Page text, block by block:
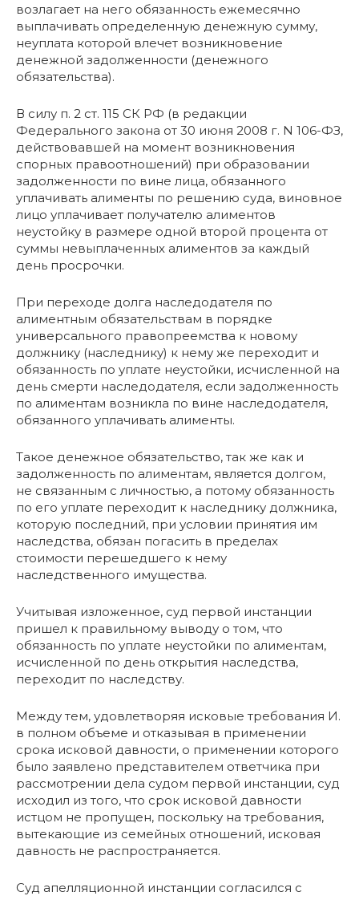
возлагает на него обязанность ежемесячно
выплачивать определенную денежную сумму,
неуплата которой влечет возникновение
денежной задолженности (денежного
обязательства).
В силу п. 2 ст. 115 СК РФ (в редакции
Федерального закона от 30 июня 2008 г. N 106-ФЗ,
действовавшей на момент возникновения
спорных правоотношений) при образовании
задолженности по вине лица, обязанного
уплачивать алименты по решению суда, виновное
лицо уплачивает получателю алиментов
неустойку в размере одной второй процента от
суммы невыплаченных алиментов за каждый
день просрочки.
При переходе долга наследодателя по
алиментным обязательствам в порядке
универсального правопреемства к новому
должнику (наследнику) к нему же переходит и
обязанность по уплате неустойки, исчисленной на
день смерти наследодателя, если задолженность
по алиментам возникла по вине наследодателя,
обязанного уплачивать алименты.
Такое денежное обязательство, так же как и
задолженность по алиментам, является долгом,
не связанным с личностью, а потому обязанность
по его уплате переходит к наследнику должника,
которую последний, при условии принятия им
наследства, обязан погасить в пределах
стоимости перешедшего к нему
наследственного имущества.
Учитывая изложенное, суд первой инстанции
пришел к правильному выводу о том, что
обязанность по уплате неустойки по алиментам,
исчисленной по день открытия наследства,
переходит по наследству.
Между тем, удовлетворяя исковые требования И.
в полном объеме и отказывая в применении
срока исковой давности, о применении которого
было заявлено представителем ответчика при
рассмотрении дела судом первой инстанции, суд
исходил из того, что срок исковой давности
истцом не пропущен, поскольку на требования,
вытекающие из семейных отношений, исковая
давность не распространяется.
Суд апелляционной инстанции согласился с